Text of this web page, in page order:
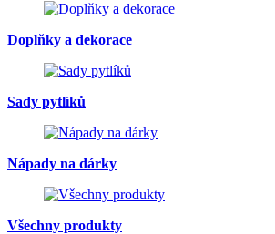
Doplňky a dekorace
Sady pytlíků
Nápady na dárky
Všechny produkty